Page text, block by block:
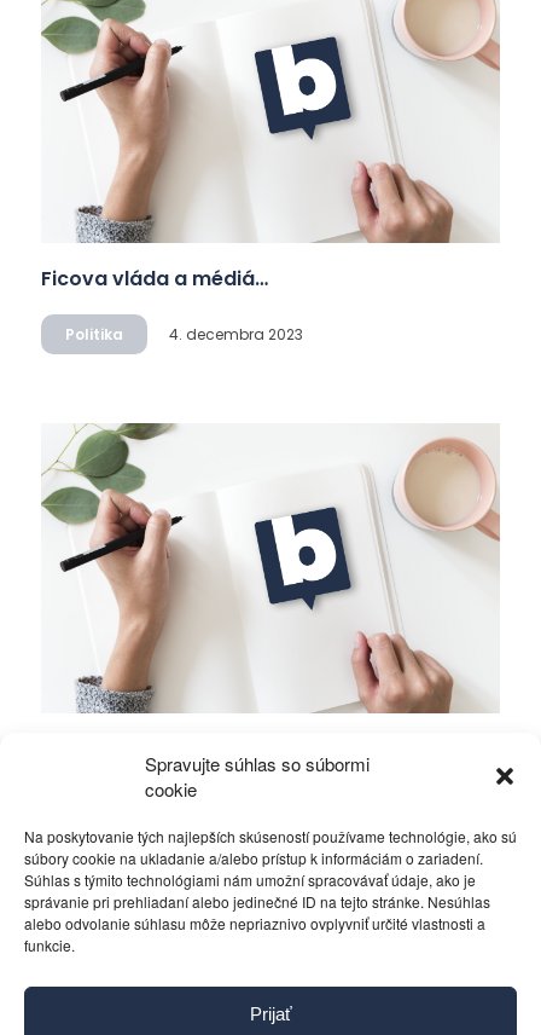
Spravujte súhlas so súbormi
cookie
Na poskytovanie tých najlepších skúseností používame technológie, ako sú
súbory cookie na ukladanie a/alebo prístup k informáciám o zariadení.
Súhlas s týmito technológiami nám umožní spracovávať údaje, ako je
správanie pri prehliadaní alebo jedinečné ID na tejto stránke. Nesúhlas
alebo odvolanie súhlasu môže nepriaznivo ovplyvniť určité vlastnosti a
funkcie.
Prijať
Ficova vláda a médiá…
Politika 4. decembra 2023
Gerasimovom?
Politika 4. decembra 2023
Kontakt
Pravidlá používania